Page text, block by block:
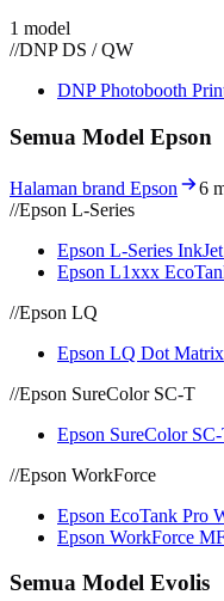
1 model
//DNP DS / QW
DNP Photobooth
Semua Model Epson
Halaman brand Epson
6
//Epson L-Series
Epson L-Series
Epson L1xxx
//Epson LQ
Epson LQ Dot Matrix
//Epson SureColor SC-T
Epson SureColor
//Epson WorkForce
Epson EcoTank Pro
Epson WorkForce
Semua Model Evolis